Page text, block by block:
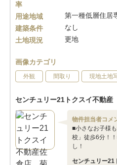
率
用途地域
第一種低層住居
建築条件
なし
土地現況
更地
画像カテゴリ
外観 間取り 現地土地
センチュリー21トクスイ不動産
物件担当者コメ
■小さなお子様
校」徒歩6分！
し！
センチュリー